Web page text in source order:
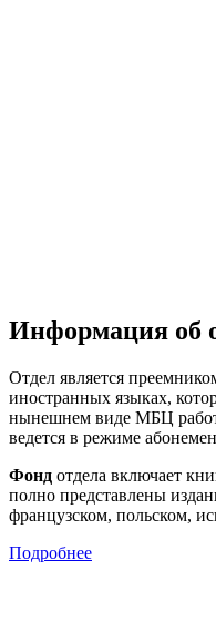
Информация об
Отдел является
иностранных языках,
нынешнем виде МБЦ
ведется в режиме
Фонд отдела включает
полно представлены
французском, польском,
Подробнее